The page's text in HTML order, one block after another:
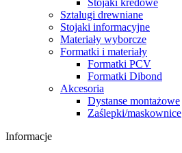
Stojaki kredowe
Sztalugi drewniane
Stojaki informacyjne
Materiały wyborcze
Formatki i materiały
Formatki PCV
Formatki Dibond
Akcesoria
Dystanse montażowe
Zaślepki/maskownice
Informacje